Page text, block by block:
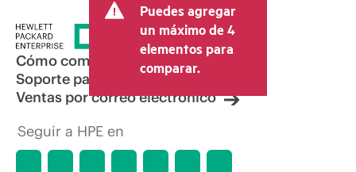
Puedes agregar
un máximo de 4
elementos para
comparar.
Cómo comprar
Soporte para productos
Ventas por correo electrónico
Seguir a HPE en